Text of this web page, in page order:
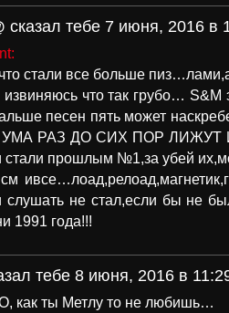
сказал тебе 7 июня, 2016 в
стали все больше
извиняюсь что так грубо… S&M
песен пять может
РАЗ ДО СИХ ПОР ЛИЖУТ
стали прошлым №1,за убей
слушать не стал,если бы не
1991 года!!!
тебе 8 июня, 2016 в
как ты Метлу то не любишь…